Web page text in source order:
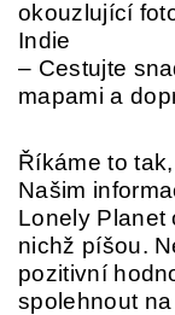
okouzlující
Indie
– Cestujte
mapami a
Říkáme to
Našim
Lonely Planet
nichž píšou.
pozitivní
spolehnout